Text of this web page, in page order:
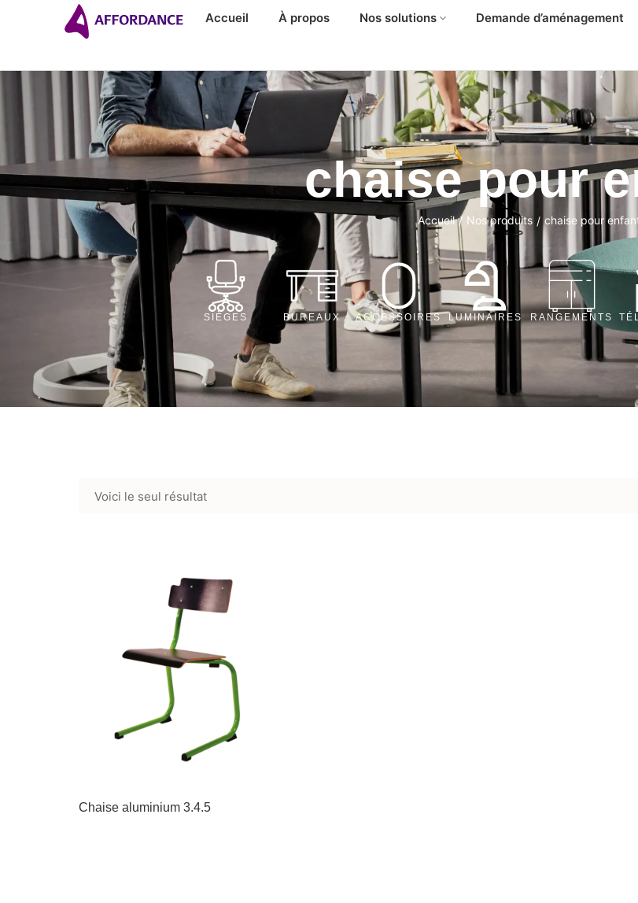
Accueil À propos Nos solutions Demande d’aménagement
chaise pour
Accueil / Nos produits / chaise pour
SIÈGES BUREAUX ACCESSOIRES LUMINAIRES RANGEMENTS
Voici le seul résultat
Chaise aluminium 3.4.5